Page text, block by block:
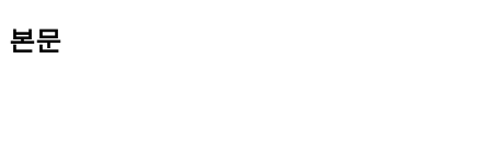
본문